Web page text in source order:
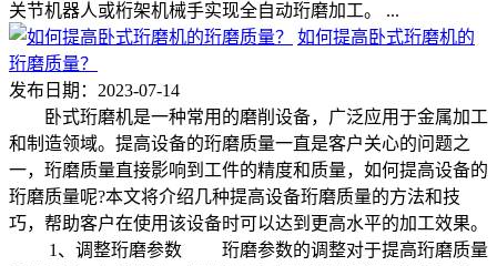
关节机器人或桁架机械手实现全自动珩磨加工。 ...
如何提高卧式珩磨机的
珩磨质量？
发布日期：2023-07-14
卧式珩磨机是一种常用的磨削设备，广泛应用于金属加工
和制造领域。提高设备的珩磨质量一直是客户关心的问题之
一，珩磨质量直接影响到工件的精度和质量，如何提高设备的
珩磨质量呢?本文将介绍几种提高设备珩磨质量的方法和技
巧，帮助客户在使用该设备时可以达到更高水平的加工效果。
1、调整珩磨参数 珩磨参数的调整对于提高珩磨质量